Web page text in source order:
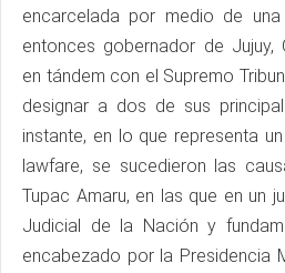
encarcelada por medio de
entonces gobernador de Jujuy,
en tándem con el Supremo
designar a dos de sus
instante, en lo que representa
lawfare, se sucedieron las
Tupac Amaru, en las que en un
Judicial de la Nación y
encabezado por la Presidencia